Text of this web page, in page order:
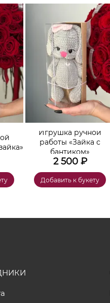
Игрушка ручной
работы «Зайка с
бантиком»
2 500₽
Добавить к букету